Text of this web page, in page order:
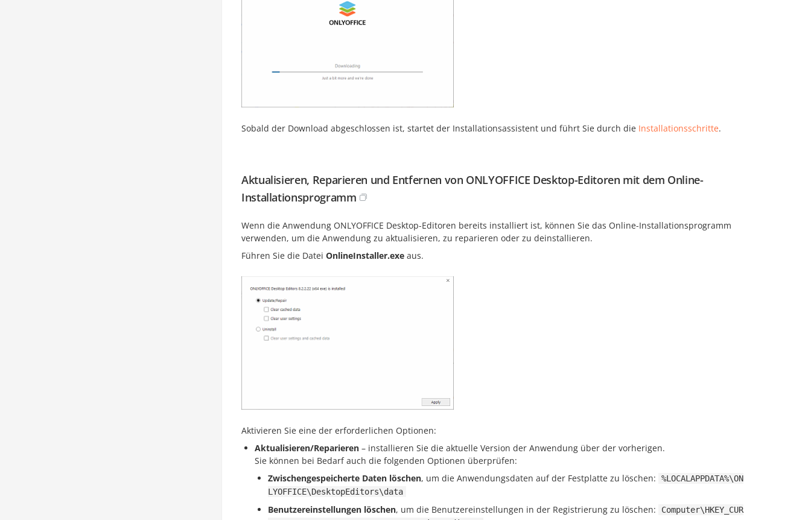
Sobald der Download abgeschlossen ist, startet der Installationsassistent und führt Sie durch die Installationsschritte.
Aktualisieren, Reparieren und Entfernen von ONLYOFFICE Desktop-Editoren mit dem Online-
Installationsprogramm
Wenn die Anwendung ONLYOFFICE Desktop-Editoren bereits installiert ist, können Sie das Online-Installationsprogramm
verwenden, um die Anwendung zu aktualisieren, zu reparieren oder zu deinstallieren.
Führen Sie die Datei OnlineInstaller.exe aus.
Aktivieren Sie eine der erforderlichen Optionen:
Aktualisieren/Reparieren – installieren Sie die aktuelle Version der Anwendung über der vorherigen.
Sie können bei Bedarf auch die folgenden Optionen überprüfen:
Zwischengespeicherte Daten löschen, um die Anwendungsdaten auf der Festplatte zu löschen:
%LOCALAPPDATA%\ON
LYOFFICE\DesktopEditors\data
Benutzereinstellungen löschen, um die Benutzereinstellungen in der Registrierung zu löschen:
Computer\HKEY_CUR